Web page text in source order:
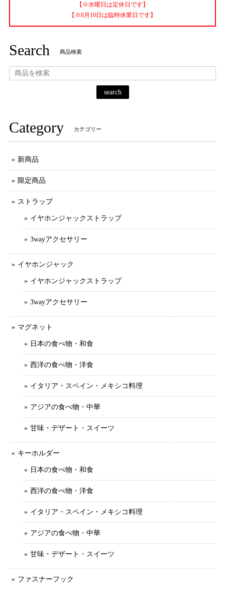
【※水曜日は定休日です】
【※8月10日は臨時休業日です】
Search 商品検索
search
Category カテゴリー
新商品
限定商品
ストラップ
イヤホンジャックストラップ
3wayアクセサリー
イヤホンジャック
イヤホンジャックストラップ
3wayアクセサリー
マグネット
日本の食べ物・和食
西洋の食べ物・洋食
イタリア・スペイン・メキシコ料理
アジアの食べ物・中華
甘味・デザート・スイーツ
キーホルダー
日本の食べ物・和食
西洋の食べ物・洋食
イタリア・スペイン・メキシコ料理
アジアの食べ物・中華
甘味・デザート・スイーツ
ファスナーフック